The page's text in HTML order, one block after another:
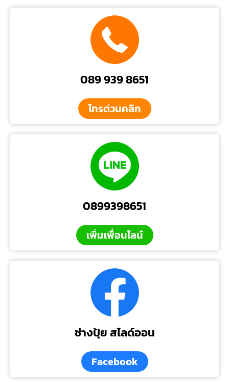
089 939 8651
โทรด่วนคลิก
0899398651
เพิ่มเพื่อนไลน์
ช่างปุ้ย สไลด์ออน
Facebook